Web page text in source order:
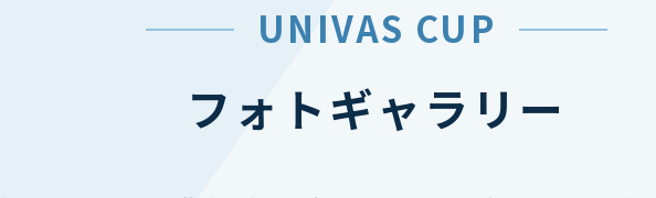
UNIVAS CUP
フォトギャラリー